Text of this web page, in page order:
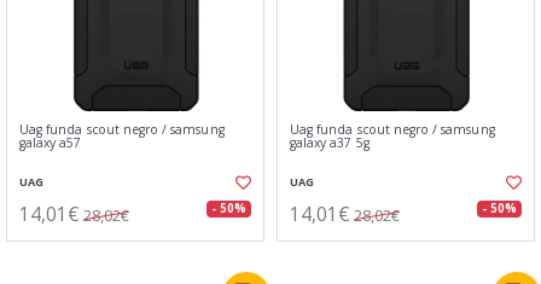
Uag funda scout negro / samsung
galaxy a57
UAG
14,01€ 28,02€ - 50%
Uag funda scout negro / samsung
galaxy a37 5g
UAG
14,01€ 28,02€ - 50%